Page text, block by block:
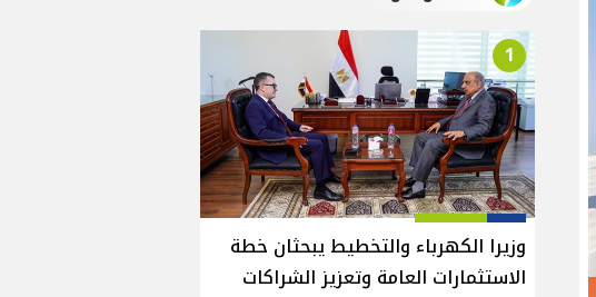
1
وزيرا الكهرباء والتخطيط يبحثان خطة
الاستثمارات العامة وتعزيز الشراكات